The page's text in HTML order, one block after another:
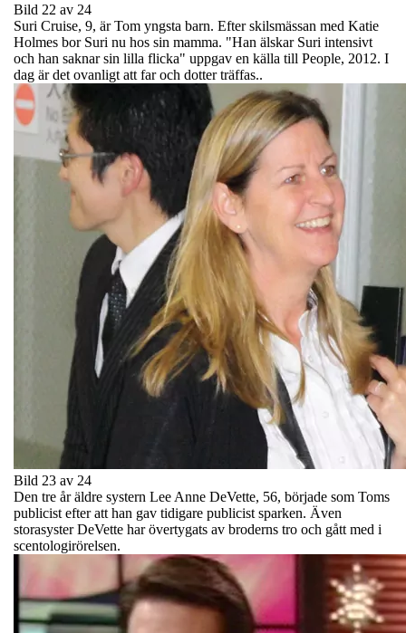
Bild 22 av 24
Suri Cruise, 9, är Tom yngsta barn. Efter skilsmässan med Katie
Holmes bor Suri nu hos sin mamma. "Han älskar Suri intensivt
och han saknar sin lilla flicka" uppgav en källa till People, 2012. I
dag är det ovanligt att far och dotter träffas..
Bild 23 av 24
Den tre år äldre systern Lee Anne DeVette, 56, började som Toms
publicist efter att han gav tidigare publicist sparken. Även
storasyster DeVette har övertygats av broderns tro och gått med i
scentologirörelsen.